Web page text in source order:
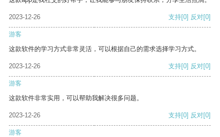
2023-12-26 支持[0] 反对[0]
游客
这款软件的学习方式非常灵活，可以根据自己的需求选择学习方式。
2023-12-26 支持[0] 反对[0]
游客
这款软件非常实用，可以帮助我解决很多问题。
2023-12-26 支持[0] 反对[0]
游客